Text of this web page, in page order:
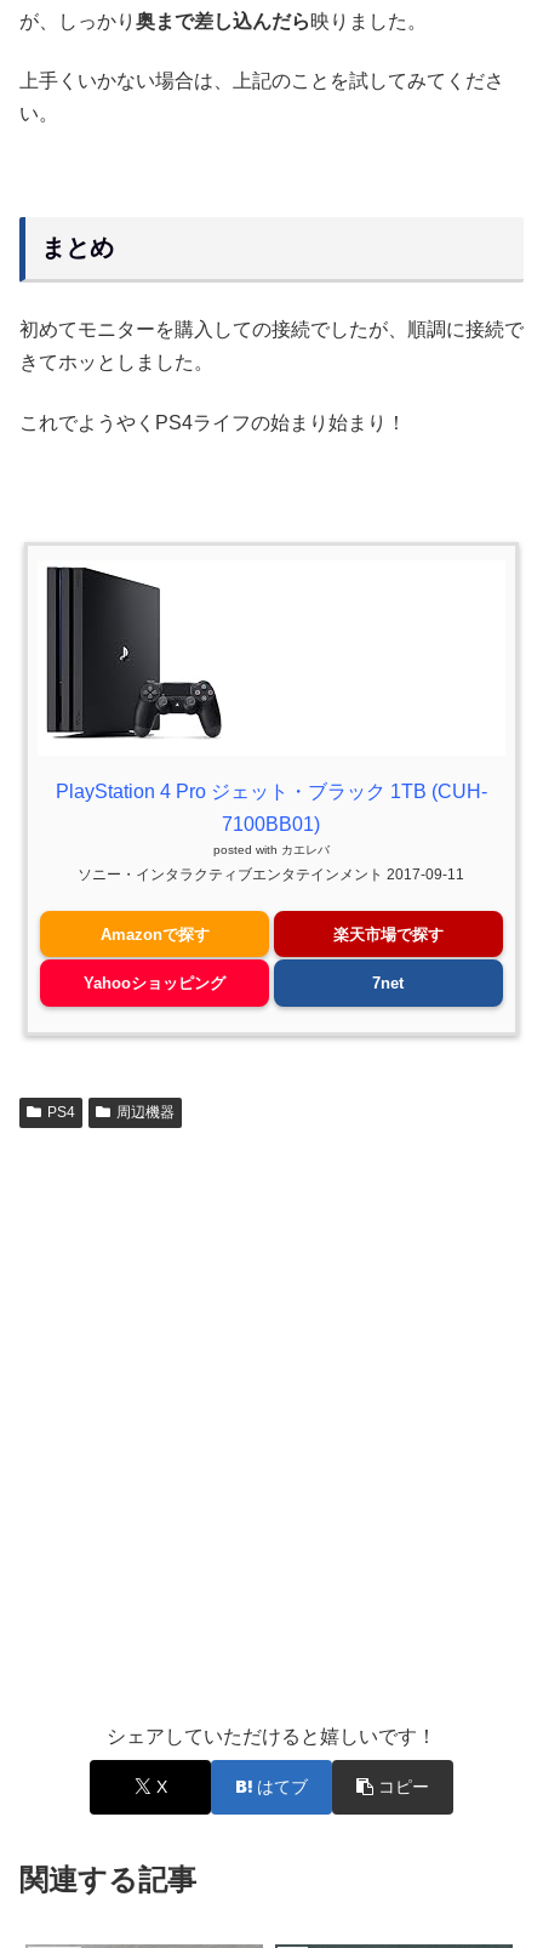
が、しっかり 奥まで差し込んだら映りました。
上手くいかない場合は、上記のことを試してみてくださ
い。
まとめ
初めてモニターを購入しての接続でしたが、順調に接続で
きてホッとしました。
これでようやくPS4ライフの始まり始まり！
PlayStation 4 Pro ジェット・ブラック 1TB (CUH-
7100BB01)
posted with カエレバ
ソニー・インタラクティブエンタテインメント 2017-09-11
Amazon 楽天市場
Yahooショッピング 7net
PS4 周辺機器
シェアしていただけると嬉しいです！
X はてブ コピー
関連する記事